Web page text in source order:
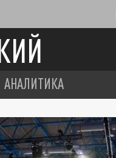
АНАЛИТИКА